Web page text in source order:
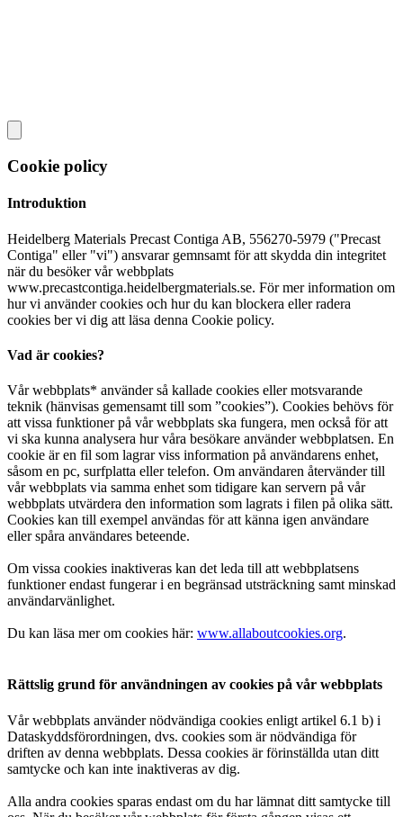
Cookie policy
Introduktion
Heidelberg Materials Precast Contiga AB, 556270-5979 ("Precast
Contiga" eller "vi") ansvarar gemnsamt för att skydda din integritet
när du besöker vår webbplats
www.precastcontiga.heidelbergmaterials.se. För mer information om
hur vi använder cookies och hur du kan blockera eller radera
cookies ber vi dig att läsa denna Cookie policy.
Vad är cookies?
Vår webbplats* använder så kallade cookies eller motsvarande
teknik (hänvisas gemensamt till som ”cookies”). Cookies behövs för
att vissa funktioner på vår webbplats ska fungera, men också för att
vi ska kunna analysera hur våra besökare använder webbplatsen. En
cookie är en fil som lagrar viss information på användarens enhet,
såsom en pc, surfplatta eller telefon. Om användaren återvänder till
vår webbplats via samma enhet som tidigare kan servern på vår
webbplats utvärdera den information som lagrats i filen på olika sätt.
Cookies kan till exempel användas för att känna igen användare
eller spåra användares beteende.
Om vissa cookies inaktiveras kan det leda till att webbplatsens
funktioner endast fungerar i en begränsad utsträckning samt minskad
användarvänlighet.
Du kan läsa mer om cookies här: www.allaboutcookies.org.
Rättslig grund för användningen av cookies på vår webbplats
Vår webbplats använder nödvändiga cookies enligt artikel 6.1 b) i
Dataskyddsförordningen, dvs. cookies som är nödvändiga för
driften av denna webbplats. Dessa cookies är förinställda utan ditt
samtycke och kan inte inaktiveras av dig.
Alla andra cookies sparas endast om du har lämnat ditt samtycke till